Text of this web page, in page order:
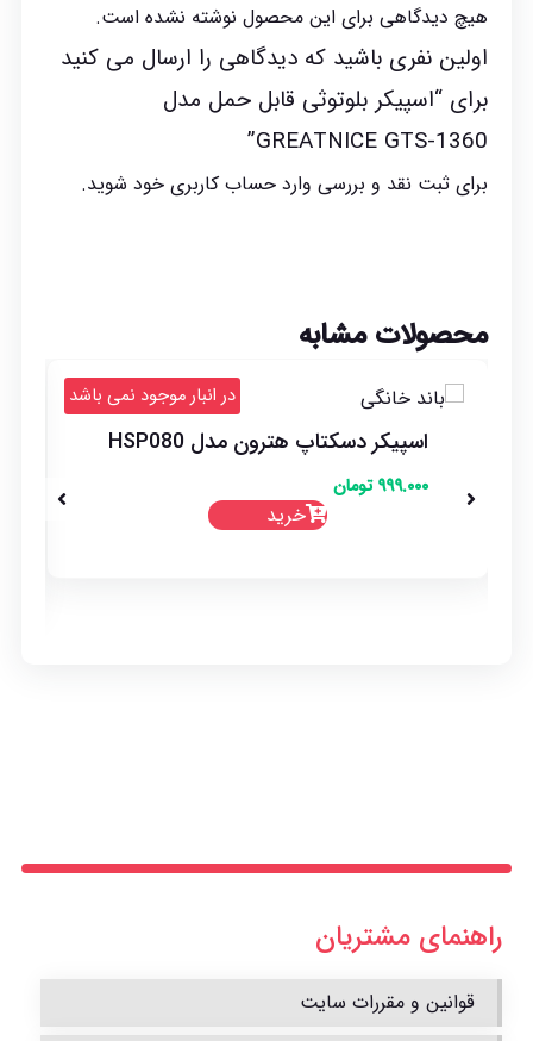
هیچ دیدگاهی برای این محصول نوشته نشده است.
اولین نفری باشید که دیدگاهی را ارسال می کنید
برای “اسپیکر بلوتوثی قابل حمل مدل
GREATNICE GTS-1360”
برای ثبت نقد و بررسی وارد حساب کاربری خودشوید.
محصولات مشابه
در انبار موجود نمی باشد
اسپیکر دسکتاپ هترون مدل HSP080
۹۹۹.۰۰۰ تومان
خرید
راهنمای مشتریان
قوانین و مقررات سایت